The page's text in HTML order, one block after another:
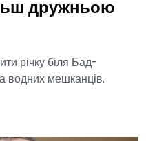
дружньою
річку біля Бад-
водних мешканців.